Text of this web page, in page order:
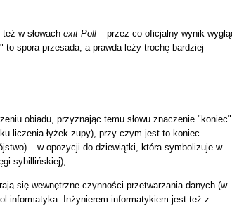
w słowach exit Poll – przez co oficjalny wynik
to spora przesada, a prawda leży trochę bardziej
obiadu, przyznając temu słowu znaczenie
liczenia łyżek zupy), przy czym jest to koniec
– w opozycji do dziewiątki, która symbolizuje w
sybillińskiej);
się wewnętrzne czynności przetwarzania danych (w
informatyka. Inżynierem informatykiem jest też z